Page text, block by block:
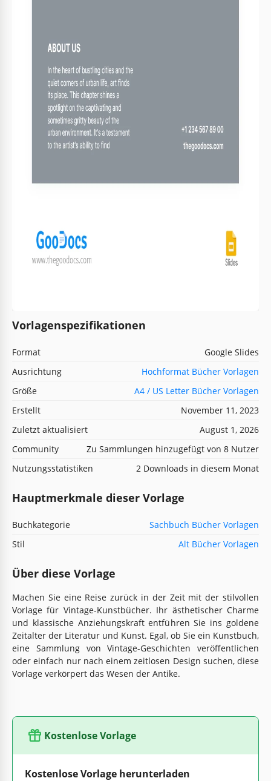
Vorlagenspezifikationen
Format
Google Slides
Ausrichtung
Hochformat Bücher Vorlagen
Größe
A4 / US Letter Bücher Vorlagen
Erstellt
November 11, 2023
Zuletzt aktualisiert
August 1, 2026
Community
Zu Sammlungen hinzugefügt von 8 Nutzer
Nutzungsstatistiken
2 Downloads in diesem Monat
Hauptmerkmale dieser Vorlage
Buchkategorie
Sachbuch Bücher Vorlagen
Stil
Alt Bücher Vorlagen
Über diese Vorlage
Machen Sie eine Reise zurück in der Zeit mit der stilvollen
Vorlage für Vintage-Kunstbücher. Ihr ästhetischer Charme
und klassische Anziehungskraft entführen Sie ins goldene
Zeitalter der Literatur und Kunst. Egal, ob Sie ein Kunstbuch,
eine Sammlung von Vintage-Geschichten veröffentlichen
oder einfach nur nach einem zeitlosen Design suchen, diese
Vorlage verkörpert das Wesen der Antike.
Kostenlose Vorlage
Kostenlose Vorlage herunterladen